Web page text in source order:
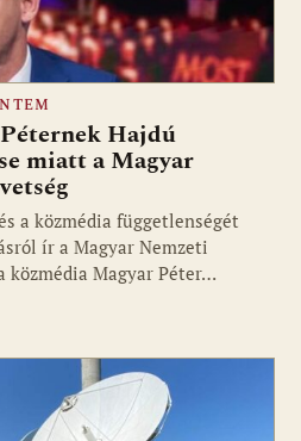
Hajdú
miatt a Magyar
a közmédia függetlenségét
ír a Magyar Nemzeti
közmédia Magyar Péter…